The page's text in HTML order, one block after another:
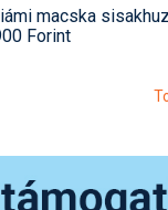
macska
Forint